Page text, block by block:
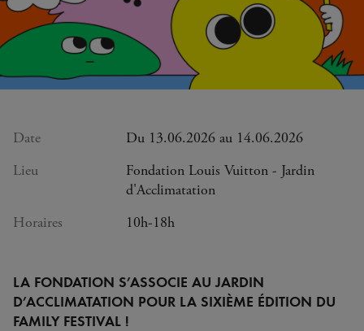
Date
Du 13.06.2026 au 14.06.2026
Lieu
Fondation Louis Vuitton - Jardin
d'Acclimatation
Horaires
10h-18h
LA FONDATION S’ASSOCIE AU JARDIN
D’ACCLIMATATION POUR LA SIXIÈME ÉDITION DU
FAMILY FESTIVAL !